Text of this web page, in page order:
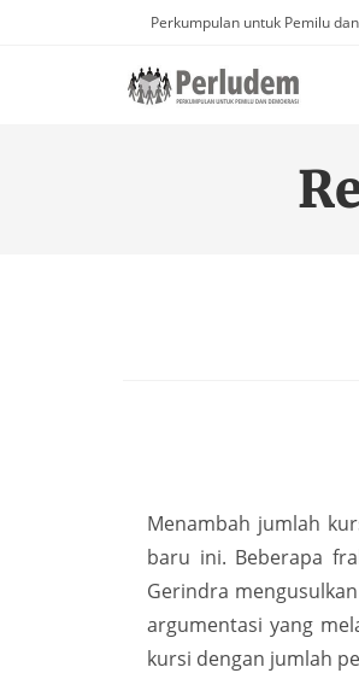
Perkumpulan untuk Pemilu
Menambah jumlah
baru ini. Beberapa
Gerindra
argumentasi yang
kursi dengan jumlah